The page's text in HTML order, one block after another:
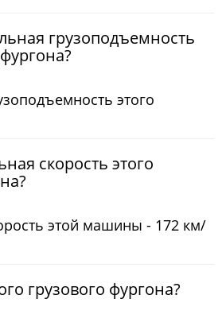
грузоподъемность
этого
скорость этого
этой машины - 172 км/
грузового фургона?